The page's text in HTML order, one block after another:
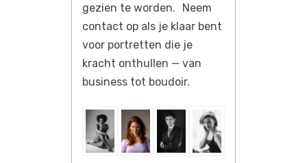
gezien te worden. Neem
contact op als je klaar bent
voor portretten die je
kracht onthullen — van
business tot boudoir.